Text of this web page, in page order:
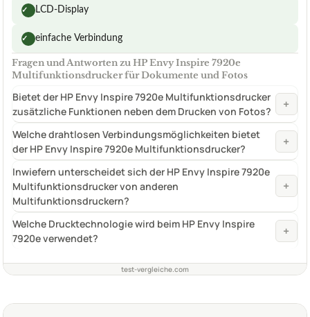
✓ LCD-Display
✓ einfache Verbindung
Fragen und Antworten zu HP Envy Inspire 7920e
Multifunktionsdrucker für Dokumente und Fotos
Bietet der HP Envy Inspire 7920e Multifunktionsdrucker
zusätzliche Funktionen neben dem Drucken von Fotos?
+
Welche drahtlosen Verbindungsmöglichkeiten bietet
der HP Envy Inspire 7920e Multifunktionsdrucker?
+
Inwiefern unterscheidet sich der HP Envy Inspire 7920e
Multifunktionsdrucker von anderen
Multifunktionsdruckern?
+
Welche Drucktechnologie wird beim HP Envy Inspire
7920e verwendet?
+
test-vergleiche.com